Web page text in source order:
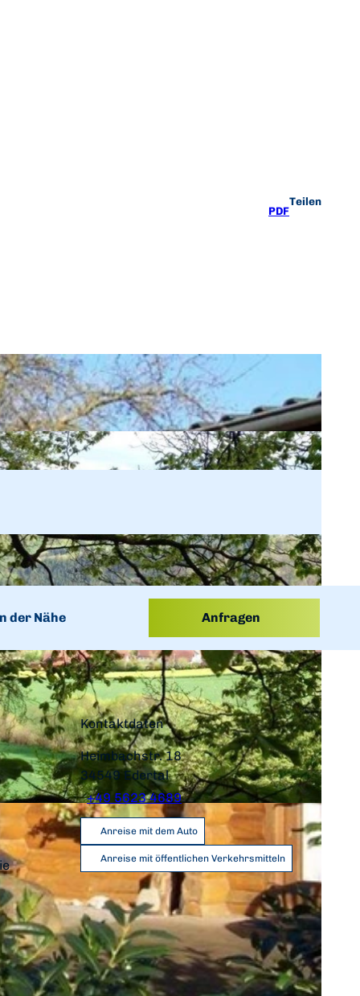
PDF
Teilen
der Nähe Anfragen
Kontaktdaten
Heimbachstr. 18
34549 Edertal
+49 5623 4689
Anreise mit dem Auto
Anreise mit öffentlichen Verkehrsmitteln